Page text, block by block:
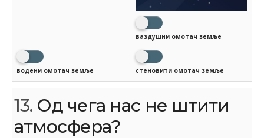
ваздушни омотач земље
водени омотач земље стеновити омотач земље
13. Од чега нас не штити
атмосфера?